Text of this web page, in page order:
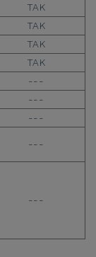
TAK
TAK
TAK
TAK
---
---
---
---
---